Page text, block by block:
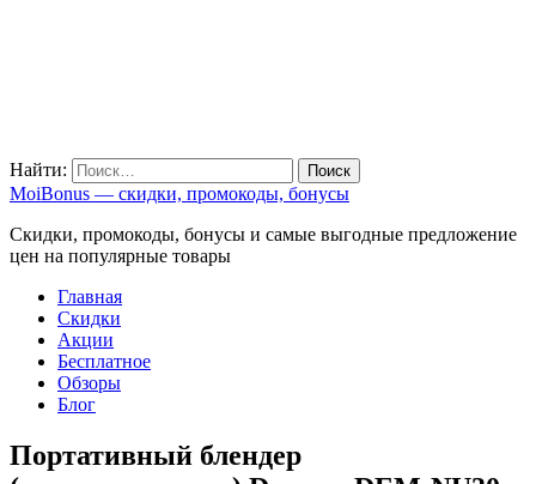
Найти:
MoiBonus — скидки, промокоды, бонусы
Скидки, промокоды, бонусы и самые выгодные предложение
цен на популярные товары
Главная
Скидки
Акции
Бесплатное
Обзоры
Блог
Портативный блендер